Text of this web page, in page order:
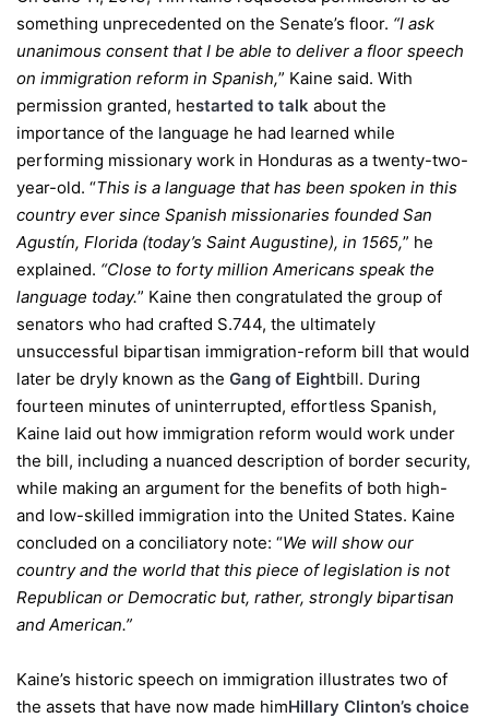
something unprecedented on the Senate’s floor. “I ask
unanimous consent that I be able to deliver a floor speech
on immigration reform in Spanish,” Kaine said. With
permission granted, hestarted to talk about the
importance of the language he had learned while
performing missionary work in Honduras as a twenty-two-
year-old. “This is a language that has been spoken in this
country ever since Spanish missionaries founded San
Agustín, Florida (today’s Saint Augustine), in 1565,” he
explained. “Close to forty million Americans speak the
language today.” Kaine then congratulated the group of
senators who had crafted S.744, the ultimately
unsuccessful bipartisan immigration-reform bill that would
later be dryly known as the Gang of Eightbill. During
fourteen minutes of uninterrupted, effortless Spanish,
Kaine laid out how immigration reform would work under
the bill, including a nuanced description of border security,
while making an argument for the benefits of both high-
and low-skilled immigration into the United States. Kaine
concluded on a conciliatory note: “We will show our
country and the world that this piece of legislation is not
Republican or Democratic but, rather, strongly bipartisan
and American.”
Kaine’s historic speech on immigration illustrates two of
the assets that have now made himHillary Clinton’s choice